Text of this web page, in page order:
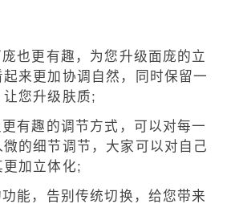
也更有趣，为您升级面庞的立
来更加协调自然，同时保留一
您升级肤质;
有趣的调节方式，可以对每一
的细节调节，大家可以对自己
加立体化;
能，告别传统切换，给您带来